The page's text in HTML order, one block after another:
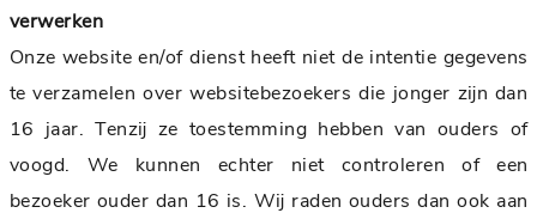
verwerken
Onze website en/of dienst heeft niet de intentie gegevens
te verzamelen over websitebezoekers die jonger zijn dan
16 jaar. Tenzij ze toestemming hebben van ouders of
voogd. We kunnen echter niet controleren of een
bezoeker ouder dan 16 is. Wij raden ouders dan ook aan